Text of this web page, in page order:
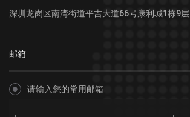
深圳龙岗区南湾街道平吉大道66号康利城1栋9层
请输入您的常用邮箱